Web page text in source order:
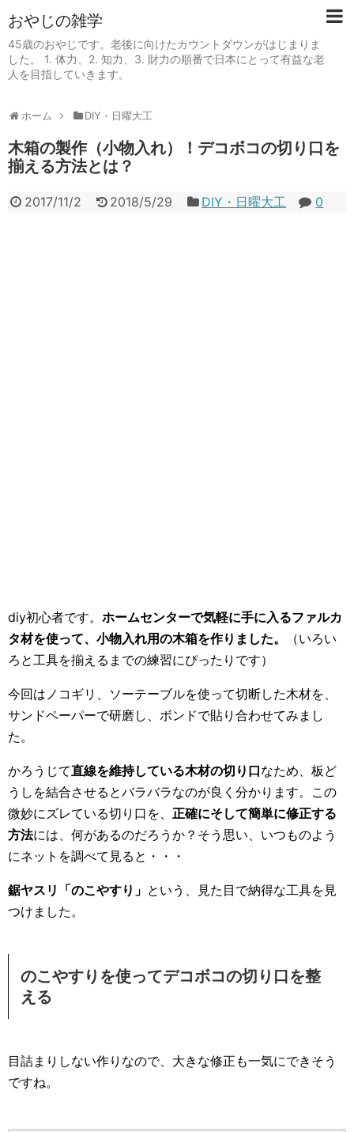
おやじの雑学
45歳のおやじです。老後に向けたカウントダウンがはじまりま
した。 1. 体力、2. 知力、3. 財力の順番で日本にとって有益な老
人を目指していきます。
ホーム DIY・日曜大工
木箱の製作（小物入れ）！デコボコの切り口を
揃える方法とは？
2017/11/2 2018/5/29 DIY・日曜大工 0
diy初心者です。 ホームセンターで気軽に手に入るファルカ
タ材を使って、小物入れ用の木箱を作りました。
（いろい
ろと工具を揃えるまでの練習にぴったりです）
今回はノコギリ、ソーテーブルを使って切断した木材を、
サンドペーパーで研磨し、ボンドで貼り合わせてみまし
た。
かろうじて直線を維持している木材の切り口なため、板ど
うしを結合させるとバラバラなのが良く分かります。この
微妙にズレている切り口を、 正確にそして簡単に修正する
方法には、何があるのだろうか？そう思い、いつものよう
にネットを調べて見ると・・・
鋸ヤスリ「のこやすり」 という、見た目で納得な工具を見
つけました。
のこやすりを使ってデコボコの切り口を整
える
目詰まりしない作りなので、大きな修正も一気にできそう
ですね。